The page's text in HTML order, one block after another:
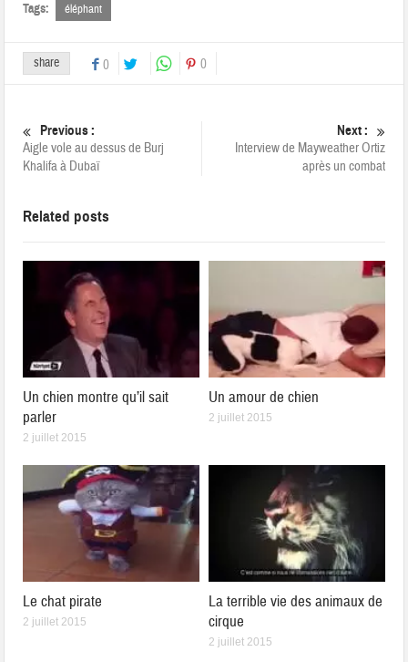
Tags: éléphant
share 0 0
Previous :
Aigle vole au dessus de Burj
Khalifa à Dubaï
Next :
Interview de Mayweather Ortiz
après un combat
Related posts
Un chien montre qu’il sait
parler
2 juillet 2015
Un amour de chien
2 juillet 2015
Le chat pirate
2 juillet 2015
La terrible vie des animaux de
cirque
2 juillet 2015